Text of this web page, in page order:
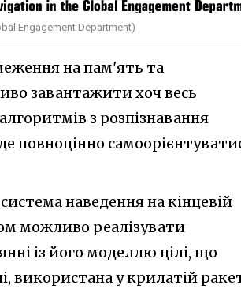
Engagement Department)
на пам'ять та
завантажити хоч весь
з розпізнавання
повноцінно
наведення на кінцевій
можливо реалізувати
із його моделлю цілі, що
використана у крилатій